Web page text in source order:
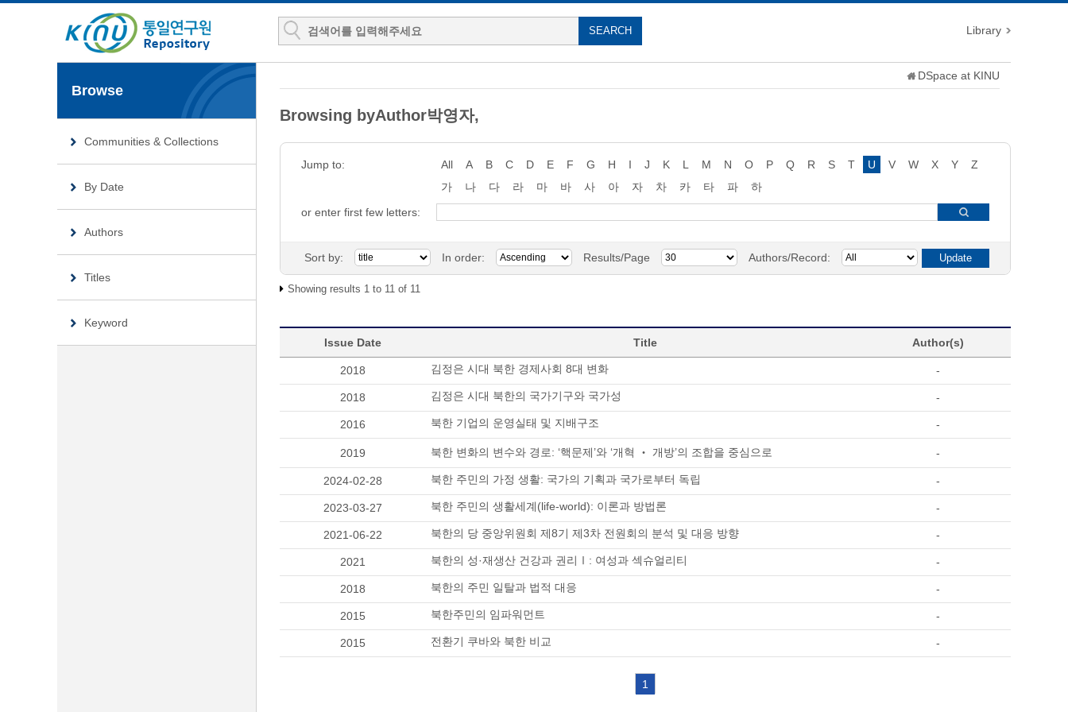
Library
Browse
Communities & Collections
By Date
Authors
Titles
Keyword
DSpace at KINU
Browsing byAuthor박영자,
Jump to: All A B C D E F G H I J K L M N O P Q R S T U V W X Y
Z
가
나 다 라 마 바 사 아 자 차 카 타 파
하
or enter first few letters:
Sort by: In order: Results/Page Authors/Record:
Showing results 1 to 11 of 11
Issue Date Title Author(s)
2018 김정은 시대 북한 경제사회 8대 변화 -
2018 김정은 시대 북한의 국가기구와 국가성 -
2016 북한 기업의 운영실태 및 지배구조 -
2019 북한 변화의 변수와 경로: ‘핵문제’와 ‘개혁 ‧ 개방’의 조합을 중심으로 -
2024-02-28 북한 주민의 가정 생활: 국가의 기획과 국가로부터 독립 -
2023-03-27 북한 주민의 생활세계(life-world): 이론과 방법론 -
2021-06-22 북한의 당 중앙위원회 제8기 제3차 전원회의 분석 및 대응 방향 -
2021 북한의 성·재생산 건강과 권리Ⅰ: 여성과 섹슈얼리티 -
2018 북한의 주민 일탈과 법적 대응 -
2015 북한주민의 임파워먼트 -
2015 전환기 쿠바와 북한 비교 -
1